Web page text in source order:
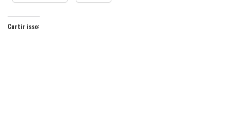
Curtir isso: